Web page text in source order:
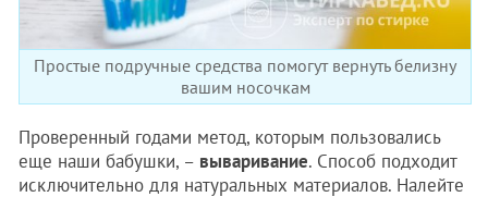
Простые подручные средства помогут вернуть белизну
вашим носочкам
Проверенный годами метод, которым пользовались
еще наши бабушки, – вываривание. Способ подходит
исключительно для натуральных материалов. Налейте